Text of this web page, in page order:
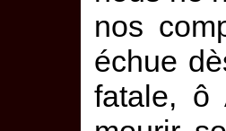
nos
échue
fatale, ô